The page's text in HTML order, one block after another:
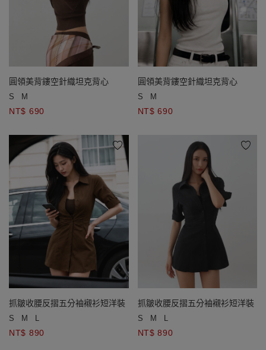
圓領美背鏤空針織坦克背心
S M
NT$ 690
圓領美背鏤空針織坦克背心
S M
NT$ 690
抓皺收腰反摺五分袖襯衫短洋裝
S M L
NT$ 890
抓皺收腰反摺五分袖襯衫短洋裝
S M L
NT$ 890